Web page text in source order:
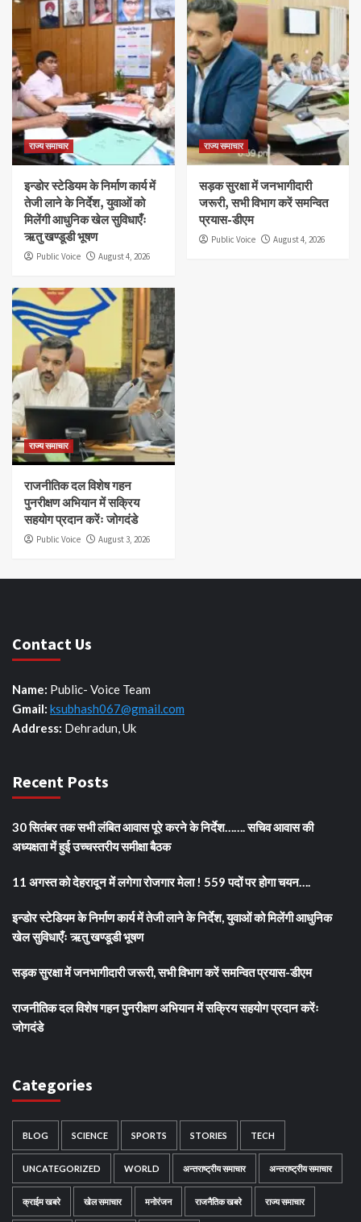
राज्य समाचार
इन्डोर स्टेडियम के निर्माण कार्य में
तेजी लाने के निर्देश, युवाओं को
मिलेंगी आधुनिक खेल सुविधाएँः
ऋतु खण्डूडी भूषण
Public Voice August 4, 2026
राज्य समाचार
सड़क सुरक्षा में जनभागीदारी
जरूरी, सभी विभाग करें समन्वित
प्रयास-डीएम
Public Voice August 4, 2026
राज्य समाचार
राजनीतिक दल विशेष गहन
पुनरीक्षण अभियान में सक्रिय
सहयोग प्रदान करेंः जोगदंडे
Public Voice August 3, 2026
Contact Us
Name: Public- Voice Team
Gmail: ksubhash067@gmail.com
Address: Dehradun, Uk
Recent Posts
30 सितंबर तक सभी लंबित आवास पूरे करने के निर्देश……. सचिव आवास की
अध्यक्षता में हुई उच्चस्तरीय समीक्षा बैठक
11 अगस्त को देहरादून में लगेगा रोजगार मेला ! 559 पदों पर होगा चयन….
इन्डोर स्टेडियम के निर्माण कार्य में तेजी लाने के निर्देश, युवाओं को मिलेंगी आधुनिक
खेल सुविधाएँः ऋतु खण्डूडी भूषण
सड़क सुरक्षा में जनभागीदारी जरूरी, सभी विभाग करें समन्वित प्रयास-डीएम
राजनीतिक दल विशेष गहन पुनरीक्षण अभियान में सक्रिय सहयोग प्रदान करेंः
जोगदंडे
Categories
BLOG SCIENCE SPORTS STORIES TECH
UNCATEGORIZED WORLD अन्तराष्ट्रीय समाचार अन्तराष्ट्रीय समाचार
क्राईम खबरे खेल समाचार मनोरंजन राजनैतिक खबरे राज्य समाचार